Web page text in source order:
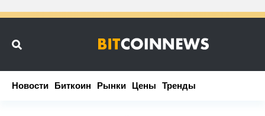
Новости Биткоин Рынки Цены Тренды
Новости Биткоин Рынки Цены Тренды